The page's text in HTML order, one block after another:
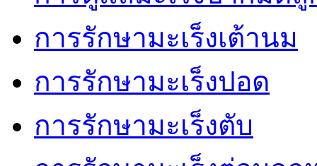
การรักษามะเร็งเต้านม
การรักษามะเร็งปอด
การรักษามะเร็งตับ